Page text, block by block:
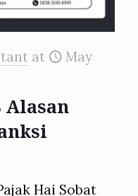
at
May
Alasan
Hai Sobat